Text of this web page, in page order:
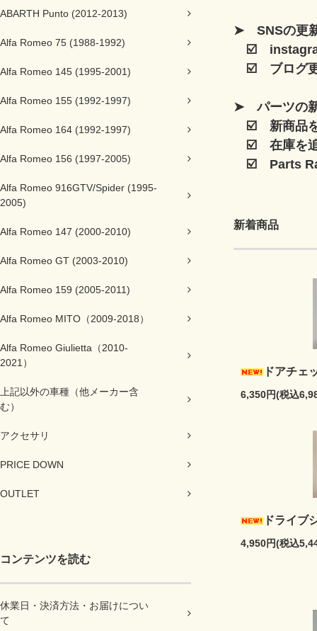
ABARTH Punto (2012-2013)
Alfa Romeo 75 (1988-1992)
Alfa Romeo 145 (1995-2001)
Alfa Romeo 155 (1992-1997)
Alfa Romeo 164 (1992-1997)
Alfa Romeo 156 (1997-2005)
Alfa Romeo 916GTV/Spider (1995-
2005)
Alfa Romeo 147 (2000-2010)
Alfa Romeo GT (2003-2010)
Alfa Romeo 159 (2005-2011)
Alfa Romeo MITO（2009-2018）
Alfa Romeo Giulietta（2010-
2021）
上記以外の車種（他メーカー含
む）
アクセサリ
PRICE DOWN
OUTLET
コンテンツを読む
休業日・決済方法・お届けについ
て
➤ SNSの更
☑️
☑️ ブログ
➤ パーツの
☑️ 新商品
☑️ 在庫を
☑️ Parts
新着商品
ドアチェ
6,350円(税込
ドライブ
4,950円(税込